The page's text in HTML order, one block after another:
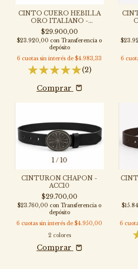
CINTO CUERO HEBILLA
ORO ITALIANO -
CINTOP35-H
$29.900,00
$23.920,00 con Transferencia o
depósito
6 cuotas sin interés de $4.983,33
(2)
Comprar
6
1 / 10
CINTURON CHAPON -
ACC10
$29.700,00
$23.760,00 con Transferencia o
depósito
6 cuotas sin interés de $4.950,00
2 colores
Comprar
6